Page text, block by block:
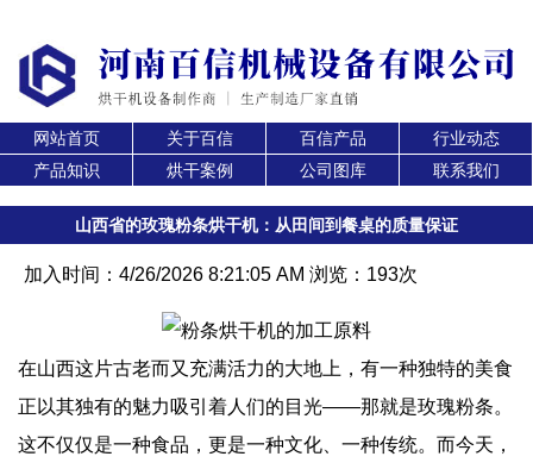
网站首页 关于百信 百信产品
行业动态
产品知识
烘干案例 公司图库 联系我们
山西省的玫瑰粉条烘干机：从田间到餐桌的质量保证
加入时间：4/26/2026 8:21:05 AM 浏览：193次
在山西这片古老而又充满活力的大地上，有一种独特的美食
正以其独有的魅力吸引着人们的目光——那就是玫瑰粉条。
这不仅仅是一种食品，更是一种文化、一种传统。而今天，